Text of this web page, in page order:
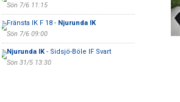
Sön 7/6 11:15
Fränsta IK F 18 - Njurunda IK
Sön 7/6 09:00
Njurunda IK- Sidsjö-Böle IF Svart
Sön 31/5 13:30